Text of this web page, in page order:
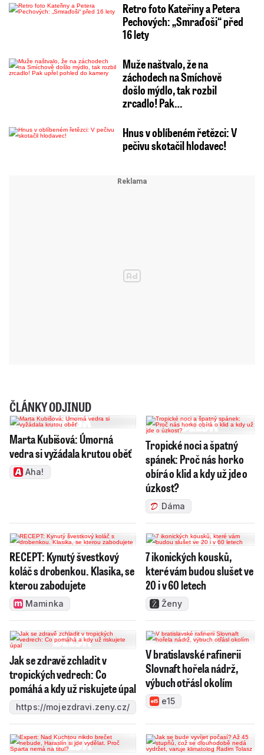
Retro foto Kateřiny a Petera
Pechových: „Smraďoši“ před
16 lety
Muže naštvalo, že na
záchodech na Smíchově
došlo mýdlo, tak rozbil
zrcadlo! Pak…
Hnus v oblíbeném řetězci: V
pečivu skotačil hlodavec!
ČLÁNKY ODJINUD
Marta Kubišová: Úmorná
vedra si vyžádala krutou oběť
Aha!
Tropické noci a špatný
spánek: Proč nás horko
obírá o klid a kdy už jde o
úzkost?
Dáma
RECEPT: Kynutý švestkový
koláč s drobenkou. Klasika, se
kterou zabodujete
Maminka
7 ikonických kousků,
které vám budou slušet ve
20 i v 60 letech
Ženy
Jak se zdravě zchladit v
tropických vedrech: Co
pomáhá a kdy už riskujete úpal
https://mojezdravi.zeny.cz/
V bratislavské rafinerii
Slovnaft hořela nádrž,
výbuch otřásl okolím
e15